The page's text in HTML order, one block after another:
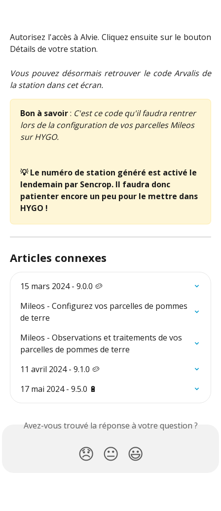
Autorisez l'accès à Alvie. Cliquez ensuite sur le bouton
Détails de votre station.
Vous pouvez désormais retrouver le code Arvalis de
la station dans cet écran.
Bon à savoir : C'est ce code qu'il faudra rentrer
lors de la configuration de vos parcelles Mileos
sur HYGO.
💡 Le numéro de station généré est activé le
lendemain par Sencrop. Il faudra donc
patienter encore un peu pour le mettre dans
HYGO !
Articles connexes
15 mars 2024 - 9.0.0 🥔
Mileos - Configurez vos parcelles de pommes
de terre
Mileos - Observations et traitements de vos
parcelles de pommes de terre
11 avril 2024 - 9.1.0 🥔
17 mai 2024 - 9.5.0 🔋
Avez-vous trouvé la réponse à votre question ?
😞 😐 😃